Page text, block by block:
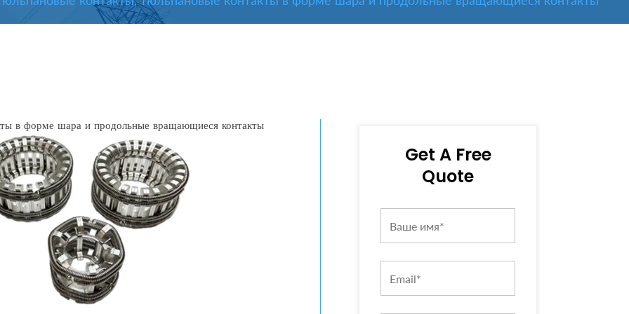
в форме шара и продольные вращающиеся контакты
Get A Free
Quote